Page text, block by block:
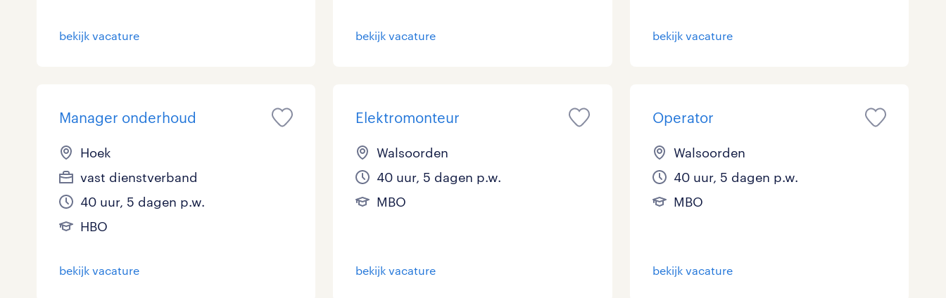
bekijk vacature bekijk vacature bekijk vacature
Manager onderhoud
Hoek
vast dienstverband
40 uur, 5 dagen p.w.
HBO
bekijk vacature
Elektromonteur
Walsoorden
40 uur, 5 dagen p.w.
MBO
bekijk vacature
Operator
Walsoorden
40 uur, 5 dagen p.w.
MBO
bekijk vacature